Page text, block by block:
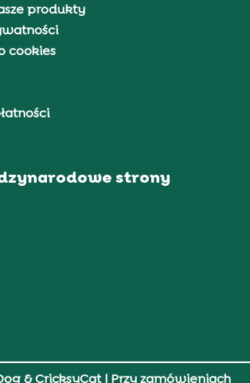
produkty
cookies
strony
& CricksyCat| Przy zamówieniach